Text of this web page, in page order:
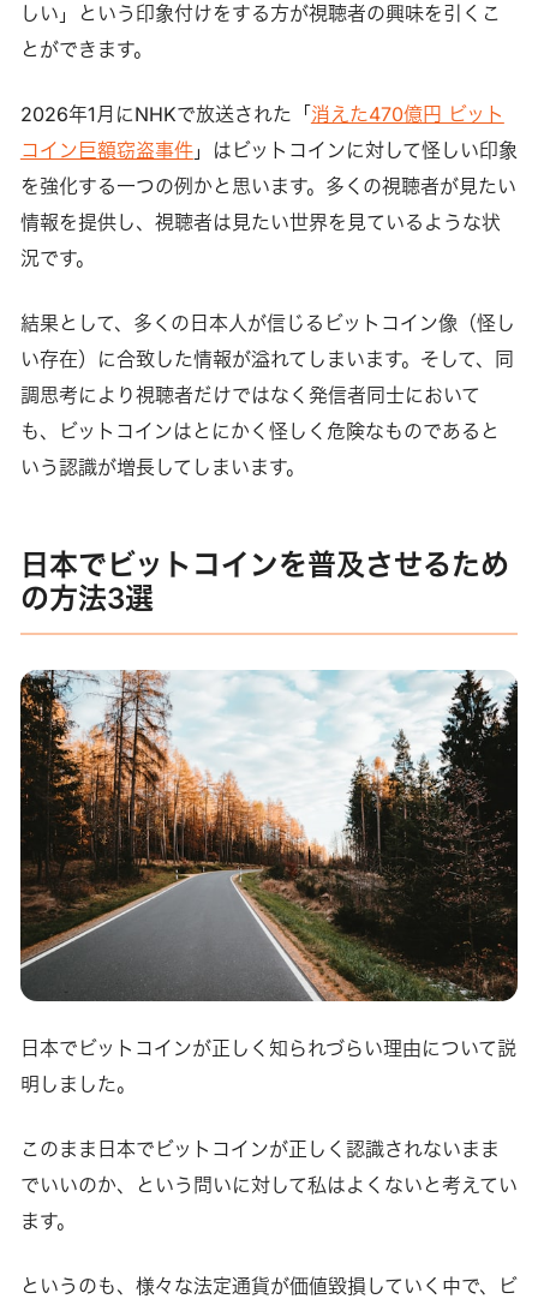
しい」という印象付けをする方が視聴者の興味を引くこ
とができます。
2026年1月にNHKで放送された「 消えた470億円 ビット
コイン巨額窃盗事件」はビットコインに対して怪しい印象
を強化する一つの例かと思います。多くの視聴者が見たい
情報を提供し、視聴者は見たい世界を見ているような状
況です。
結果として、多くの日本人が信じるビットコイン像（怪し
い存在）に合致した情報が溢れてしまいます。そして、同
調思考により視聴者だけではなく発信者同士において
も、ビットコインはとにかく怪しく危険なものであると
いう認識が増長してしまいます。
日本でビットコインを普及させるため
の方法3選
日本でビットコインが正しく知られづらい理由について説
明しました。
このまま日本でビットコインが正しく認識されないまま
でいいのか、という問いに対して私はよくないと考えてい
ます。
というのも、様々な法定通貨が価値毀損していく中で、ビ